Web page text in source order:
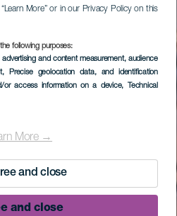
More” or in our Privacy Policy on this
following purposes:
and content measurement, audience
, Precise geolocation data, and identification
or access information on a device, Technical
More →
and close
and close